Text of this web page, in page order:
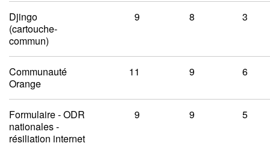
Djingo
(cartouche-
commun)
9 8 3
Communauté
Orange
11 9 6
Formulaire - ODR
nationales -
résiliation internet
9 9 5